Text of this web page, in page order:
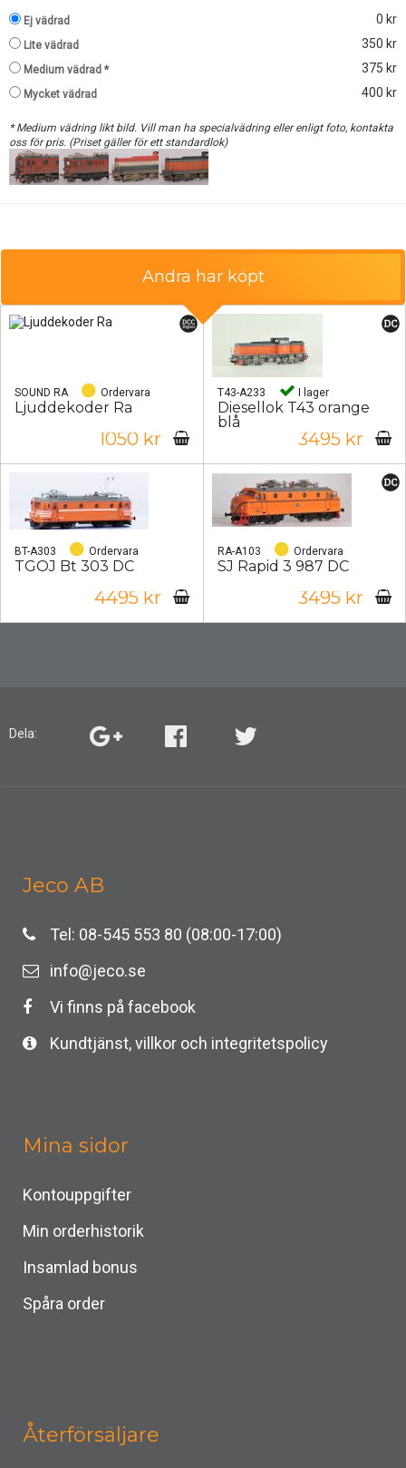
Ej vädrad 0 kr
Lite vädrad 350 kr
Medium vädrad * 375 kr
Mycket vädrad 400 kr
* Medium vädring likt bild. Vill man ha specialvädring eller enligt foto, kontakta
oss för pris. (Priset gäller för ett standardlok)
Andra har köpt
SOUND RA Ordervara
Ljuddekoder Ra
1050 kr
T43-A233 I lager
Diesellok T43 orange
blå
3495 kr
BT-A303 Ordervara
TGOJ Bt 303 DC
4495 kr
RA-A103 Ordervara
SJ Rapid 3 987 DC
3495 kr
Dela:
Jeco AB
Tel: 08-545 553 80 (08:00-17:00)
info@jeco.se
Vi finns på facebook
Kundtjänst, villkor och integritetspolicy
Mina sidor
Kontouppgifter
Min orderhistorik
Insamlad bonus
Spåra order
Återförsäljare